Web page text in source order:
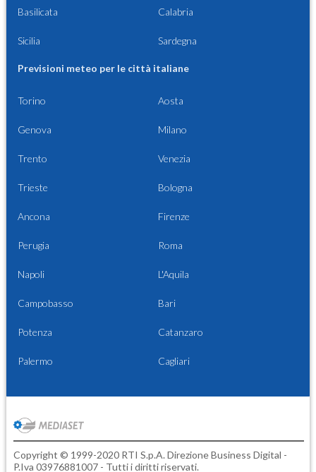
Basilicata Calabria
Sicilia Sardegna
Previsioni meteo per le città italiane
Torino Aosta
Genova Milano
Trento Venezia
Trieste Bologna
Ancona Firenze
Perugia Roma
Napoli L'Aquila
Campobasso Bari
Potenza Catanzaro
Palermo Cagliari
Copyright © 1999-2020 RTI S.p.A. Direzione Business Digital -
P.Iva 03976881007 - Tutti i diritti riservati.